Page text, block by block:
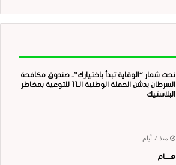
تحت شعار “الوقاية تبدأ باختيارك”.. صندوق مكافحة
السرطان يدشن الحملة الوطنية الـ11 للتوعية بمخاطر
البلاستيك
منذ 7 أيام
هــــام